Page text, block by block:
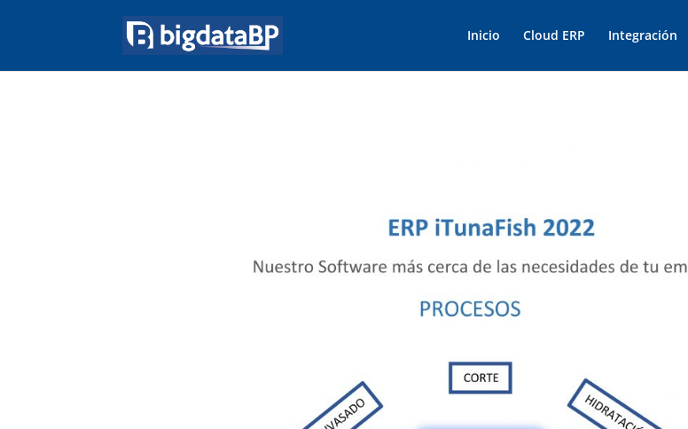
Inicio Cloud ERP Integración